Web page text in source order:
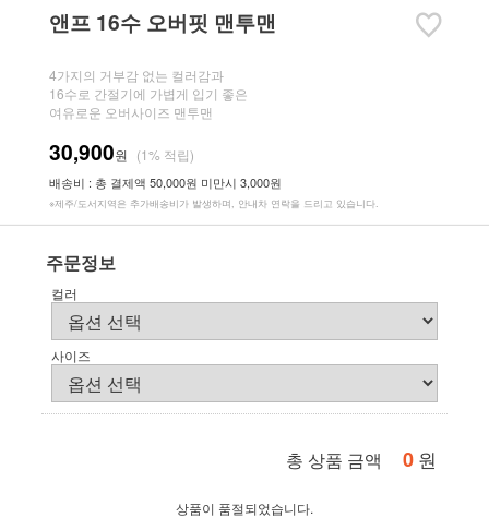
앤프 16수 오버핏 맨투맨
4가지의 거부감 없는 컬러감과
16수로 간절기에 가볍게 입기 좋은
여유로운 오버사이즈 맨투맨
30,900원 (1% 적립)
배송비 : 총 결제액 50,000원 미만시 3,000원
※제주/도서지역은 추가배송비가 발생하며, 안내차 연락을 드리고 있습니다.
주문정보
컬러
사이즈
총 상품 금액 0 원
상품이 품절되었습니다.